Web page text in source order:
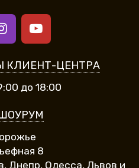
КЛИЕНТ-ЦЕНТРА
до 18:00
8
Днепр, Одесса, Львов и